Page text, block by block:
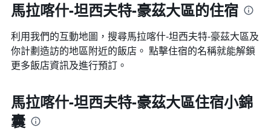
馬拉喀什-坦西夫特-豪茲大區的住宿
利用我們的互動地圖，搜尋馬拉喀什-坦西夫特-豪茲大區​及
你計劃造訪的地區附近的飯店。 點擊住宿的名稱就能解鎖
更多飯店資訊及進行預訂。
馬拉喀什-坦西夫特-豪茲大區住宿小錦
囊